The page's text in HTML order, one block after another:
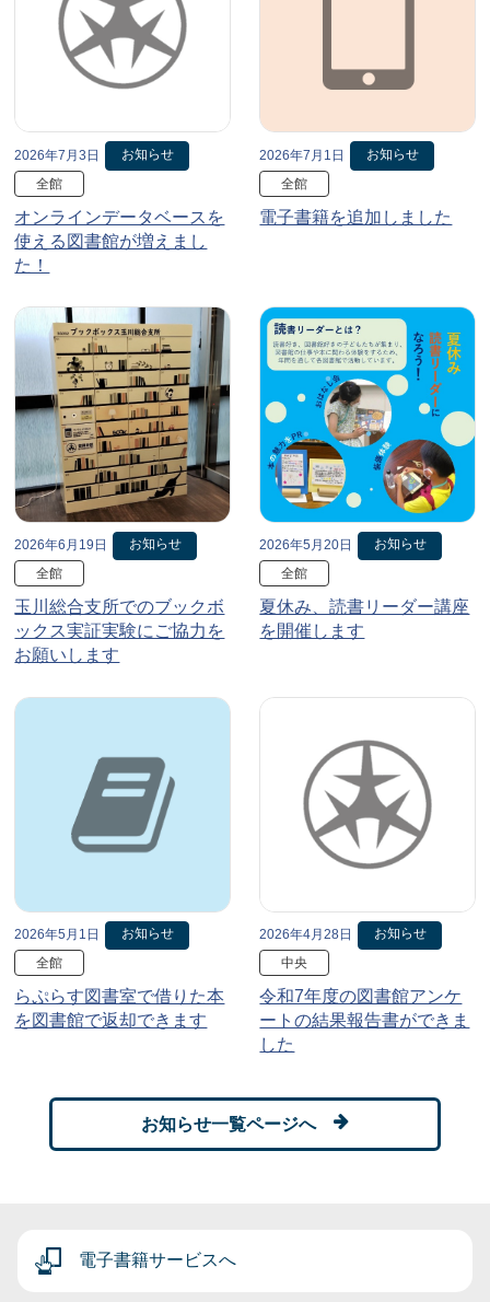
2026年7月3日
お知らせ
全館
オンラインデータベースを
使える図書館が増えまし
た！
2026年7月1日
お知らせ
全館
電子書籍を追加しました
2026年6月19日
お知らせ
全館
玉川総合支所でのブックボ
ックス実証実験にご協力を
お願いします
2026年5月20日
お知らせ
全館
夏休み、読書リーダー講座
を開催します
2026年5月1日
お知らせ
全館
らぷらす図書室で借りた本
を図書館で返却できます
2026年4月28日
お知らせ
中央
令和7年度の図書館アンケ
ートの結果報告書ができま
した
お知らせ一覧ページへ
電子書籍サービスへ